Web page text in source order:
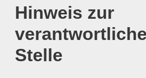
Hinweis zur
Stelle